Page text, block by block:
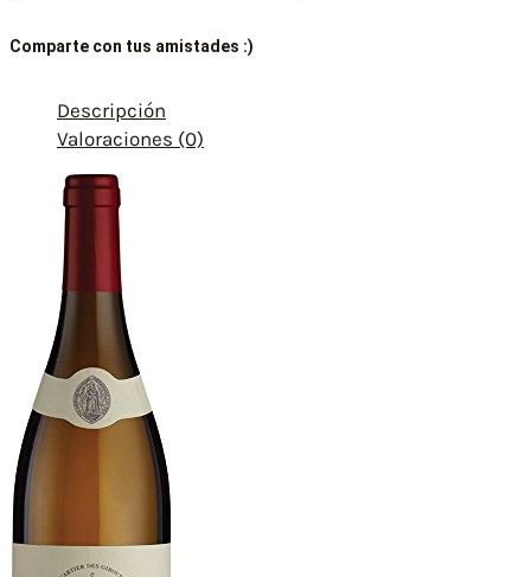
Comparte con tus amistades :)
Descripción
Valoraciones (0)